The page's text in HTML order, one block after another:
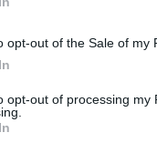
opt-out of the Sale of my
opt-out of processing my
l'I